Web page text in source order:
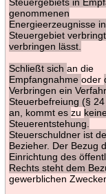
genommenen
Energieerzeugnisse
Steuergebiet
verbringen lässt.
Schließt sich an die
Empfangnahme oder
Verbringen ein
Steuerbefreiung (§ 24
an, kommt es zu
Steuerentstehung.
Steuerschuldner ist
Bezieher. Der Bezug
Einrichtung des
Rechts steht dem
gewerblichen